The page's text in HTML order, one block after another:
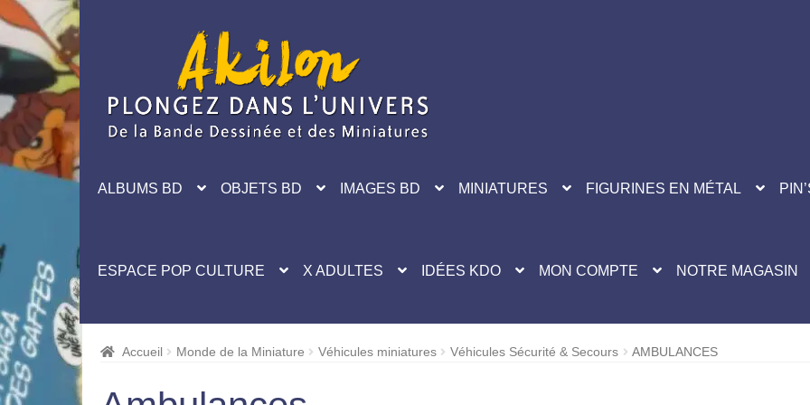
navigation
ALBUMS BD OBJETS BD IMAGES BD MINIATURES FIGURINES EN MÉTAL
ESPACE POP CULTURE X ADULTES IDÉES KDO MON COMPTE NOTRE MAGASIN
Accueil Monde de la Miniature Véhicules miniatures Véhicules Sécurité & Secours AMBULANCES